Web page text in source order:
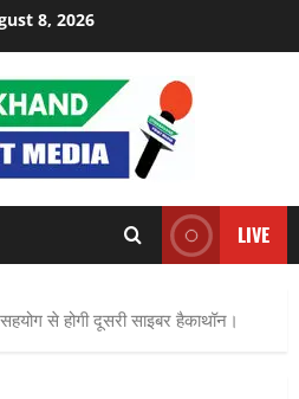
8, 2026
LIVE
से होगी दूसरी साइबर हैकाथॉन।